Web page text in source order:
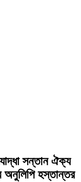
সন্তান ঐক্য
অনুলিপি হস্তান্তর